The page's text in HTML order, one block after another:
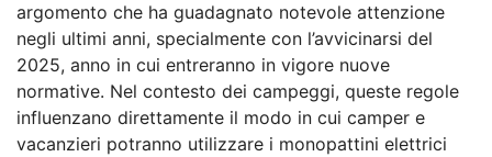
argomento che ha guadagnato notevole attenzione
negli ultimi anni, specialmente con l’avvicinarsi del
2025, anno in cui entreranno in vigore nuove
normative. Nel contesto dei campeggi, queste regole
influenzano direttamente il modo in cui camper e
vacanzieri potranno utilizzare i monopattini elettrici